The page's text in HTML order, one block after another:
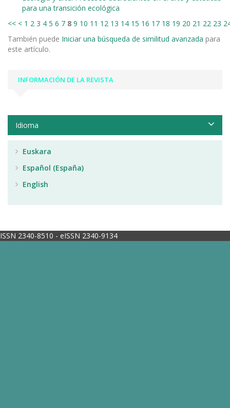
para una transición ecológica
<< < 1 2 3 4 5 6 7 8 9 10 11 12 13 14 15 16 17 18 19 20 21 22 23
También puede Iniciar una búsqueda de similitud avanzada para
este artículo.
INFORMACIÓN DE LA REVISTA
Idioma
Euskara
Español (España)
English
ISSN 2340-8510 - eISSN 2340-9134